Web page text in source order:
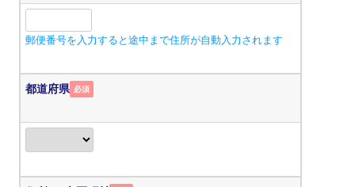
郵便番号を入力すると途中まで住所が自動入力されます
都道府県 必須